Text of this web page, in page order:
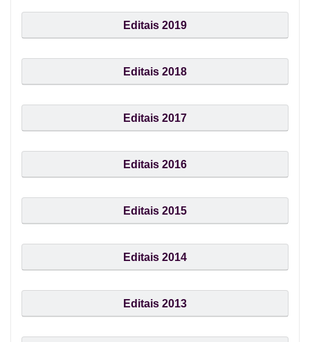
Editais 2019
Editais 2018
Editais 2017
Editais 2016
Editais 2015
Editais 2014
Editais 2013